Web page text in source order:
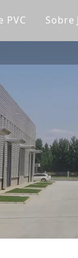
PVC
de gabinete
de PVC Celuka
de espuma
de espuma
de pared de
de pared
Sobre